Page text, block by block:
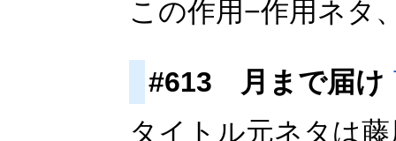
この作用−作用ネタ
#613 月まで届け
タイトル元ネタは